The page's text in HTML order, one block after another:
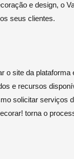
e design, o
seus clientes.
site da plataforma
e recursos
solicitar serviços
torna o